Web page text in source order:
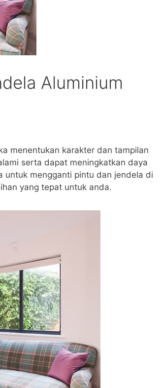
Aluminium
menentukan karakter dan tampilan
serta dapat meningkatkan daya
untuk mengganti pintu dan jendela di
yang tepat untuk anda.